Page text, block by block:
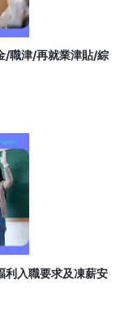
/職津/再就業津貼/綜
入職要求及凍薪安